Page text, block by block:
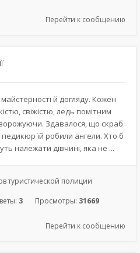
Перейти к сообщению
й догляду. Кожен
свіжістю, ледь помітним
Здавалося, що скраб
їй робили ангели. Хто б
належати дівчині, яка не ...
туристической полиции
3 Просмотры: 31669
Перейти к сообщению